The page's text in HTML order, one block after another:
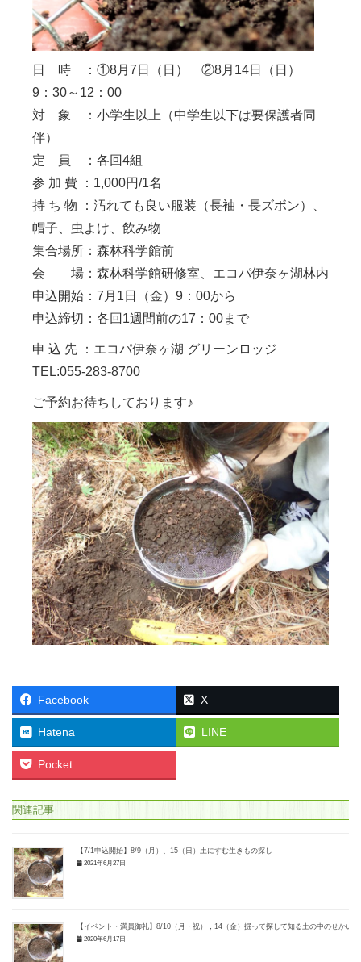
日 時 ：①8月7日（日） ②8月14日（日）
9：30～12：00
対 象 ：小学生以上（中学生以下は要保護者同
伴）
定 員 ：各回4組
参 加 費 ：1,000円/1名
持 ち 物 ：汚れても良い服装（長袖・長ズボン）、
帽子、虫よけ、飲み物
集合場所：森林科学館前
会 場：森林科学館研修室、エコパ伊奈ヶ湖林内
申込開始：7月1日（金）9：00から
申込締切：各回1週間前の17：00まで
申 込 先 ：エコパ伊奈ヶ湖 グリーンロッジ
TEL:055-283-8700
ご予約お待ちしております♪
Facebook X
Hatena LINE
Pocket
関連記事
【7/1申込開始】8/9（月）、15（日）土にすむ生きもの探し
2021年6月27日
【イベント・満員御礼】8/10（月・祝），14（金）掘って探して知る土の中のせかい
2020年6月17日